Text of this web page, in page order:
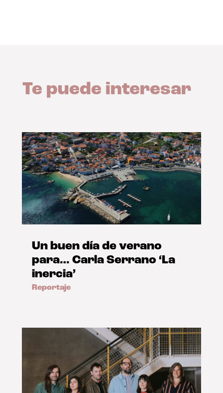
Te puede interesar
Un buen día de verano
para… Carla Serrano ‘La
inercia’
Reportaje